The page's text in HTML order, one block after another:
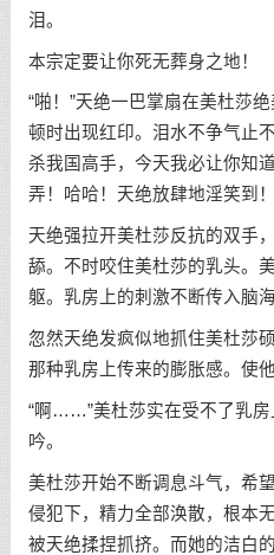
泪。
本宗定要让你死无葬身之地！
“啪！”天绝一巴掌扇在美杜莎
顿时出现红印。泪水不争气止
杀我国高手，今天我必让你知
弄！哈哈！天绝放肆地淫笑到！
天绝强拉开美杜莎反抗的双手
舔。不时咬住美杜莎的乳头。
躯。乳房上的刺激不断传入脑
忽然天绝发疯似地抓住美杜莎
那种乳房上传来的膨胀感。使
“啊……”美杜莎实在受不了乳
吟。
美杜莎开始不断调息斗气，希
侵犯下，精力全部涣散，根本
被天绝揉捏抓挤。而她的洁白